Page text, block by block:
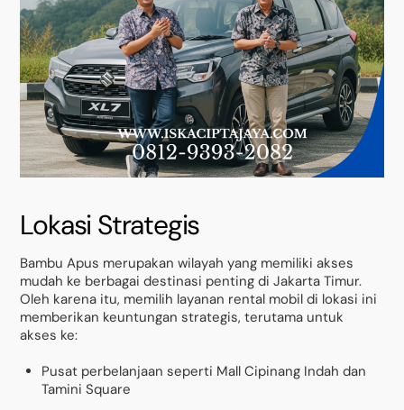
Lokasi Strategis
Bambu Apus merupakan wilayah yang memiliki akses
mudah ke berbagai destinasi penting di Jakarta Timur.
Oleh karena itu, memilih layanan rental mobil di lokasi ini
memberikan keuntungan strategis, terutama untuk
akses ke:
Pusat perbelanjaan seperti Mall Cipinang Indah dan
Tamini Square